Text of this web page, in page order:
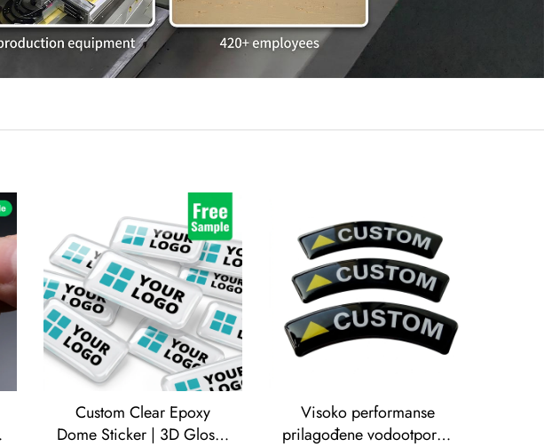
Custom Clear Epoxy
Dome Sticker | 3D Glossy
Visoko performanse
prilagođene vodootporne